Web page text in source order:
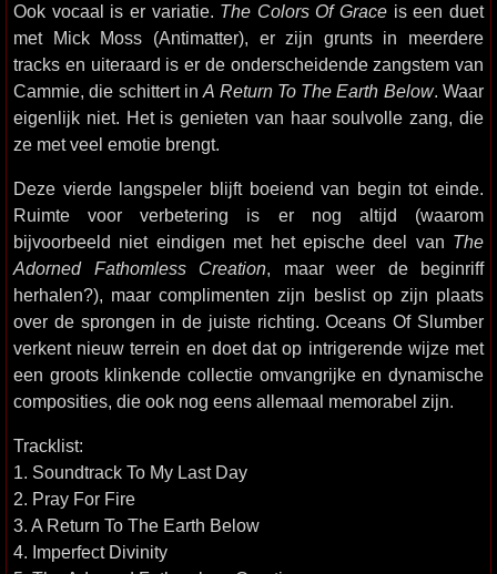
Ook vocaal is er variatie. The Colors Of Grace is een duet
met Mick Moss (Antimatter), er zijn grunts in meerdere
tracks en uiteraard is er de onderscheidende zangstem van
Cammie, die schittert inA Return To The Earth Below. Waar
eigenlijk niet. Het is genieten van haar soulvolle zang, die
ze met veel emotie brengt.
Deze vierde langspeler blijft boeiend van begin tot einde.
Ruimte voor verbetering is er nog altijd (waarom
bijvoorbeeld niet eindigen met het epische deel van The
Adorned Fathomless Creation, maar weer de beginriff
herhalen?), maar complimenten zijn beslist op zijn plaats
over de sprongen in de juiste richting. Oceans Of Slumber
verkent nieuw terrein en doet dat op intrigerende wijze met
een groots klinkende collectie omvangrijke en dynamische
composities, die ook nog eens allemaal memorabel zijn.
Tracklist:
1. Soundtrack To My Last Day
2. Pray For Fire
3. A Return To The Earth Below
4. Imperfect Divinity